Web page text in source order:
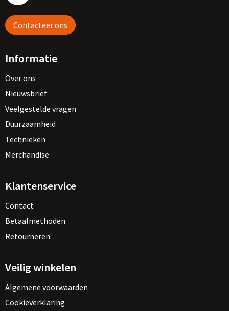
Contacteer ons
Informatie
Over ons
Nieuwsbrief
Veelgestelde vragen
Duurzaamheid
Technieken
Merchandise
Klantenservice
Contact
Betaalmethoden
Retourneren
Veilig winkelen
Algemene voorwaarden
Cookieverklaring